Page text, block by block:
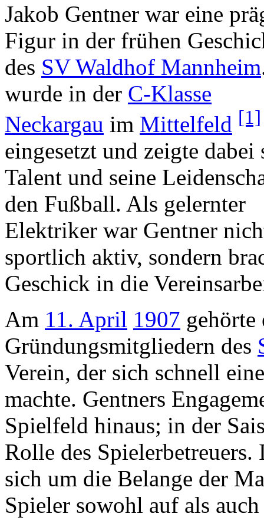
Jakob Gentner war eine
Figur in der frühen
des SV Waldhof Mannheim
wurde in der C-Klasse
Neckargau im Mittelfeld [1]
eingesetzt und zeigte dabei
Talent und seine
den Fußball. Als gelernter
Elektriker war Gentner
sportlich aktiv, sondern
Geschick in die
Am 11. April 1907 gehörte
Gründungsmitgliedern des
Verein, der sich schnell
machte. Gentners
Spielfeld hinaus; in der
Rolle des
sich um die Belange der
Spieler sowohl auf als